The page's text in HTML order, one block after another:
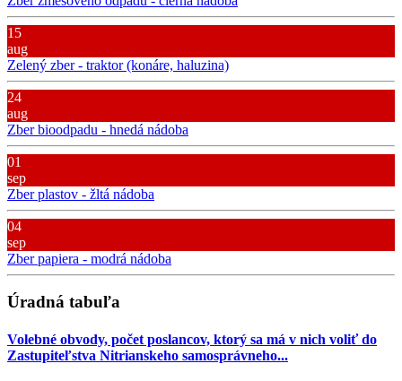
15
aug
Zelený zber - traktor (konáre, haluzina)
24
aug
Zber bioodpadu - hnedá nádoba
01
sep
Zber plastov - žltá nádoba
04
sep
Zber papiera - modrá nádoba
Úradná tabuľa
Volebné obvody, počet poslancov, ktorý sa má v nich voliť do
Zastupiteľstva Nitrianskeho samosprávneho...